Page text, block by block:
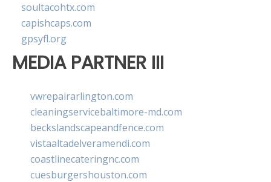
soultacohtx.com
capishcaps.com
gpsyfl.org
MEDIA PARTNER III
vwrepairarlington.com
cleaningservicebaltimore-md.com
beckslandscapeandfence.com
vistaaltadelveramendi.com
coastlinecateringnc.com
cuesburgershouston.com